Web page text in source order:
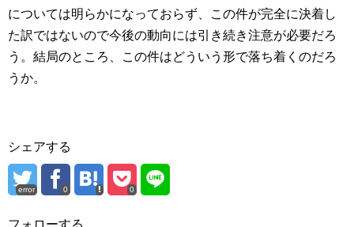
については明らかになっておらず、この件が完全に決着し
た訳ではないので今後の動向には引き続き注意が必要だろ
う。結局のところ、この件はどういう形で落ち着くのだろ
うか。
シェアする
error 0 0
フォローする